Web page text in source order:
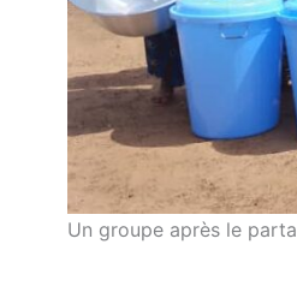
Un groupe après le